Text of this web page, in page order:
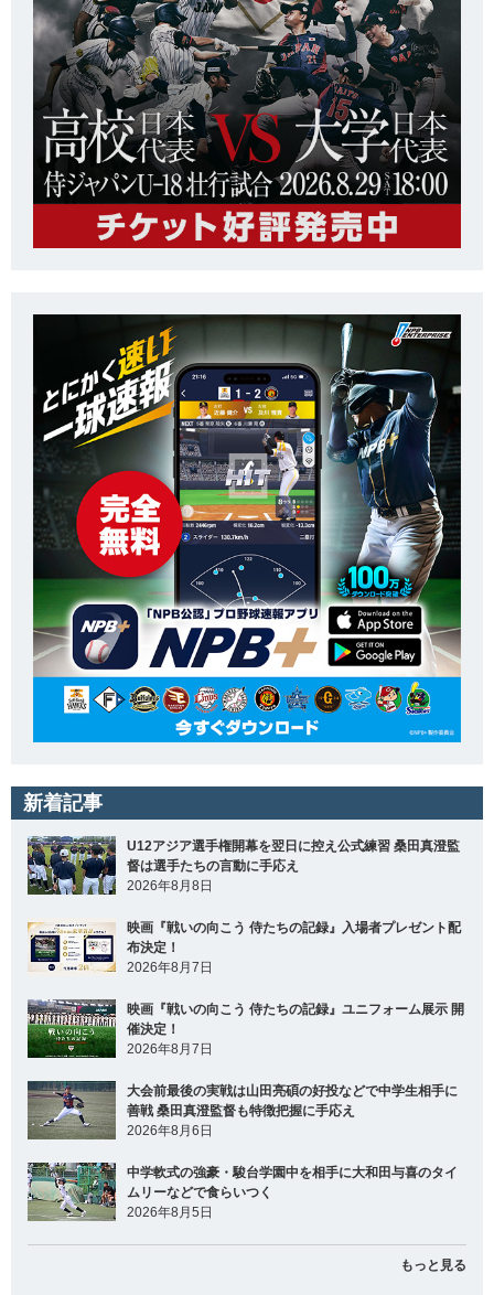
新着記事
U12アジア選手権開幕を翌日に控え公式練習 桑田真澄監
督は選手たちの言動に手応え
2026年8月8日
映画『戦いの向こう 侍たちの記録』入場者プレゼント配
布決定！
2026年8月7日
映画『戦いの向こう 侍たちの記録』ユニフォーム展示 開
催決定！
2026年8月7日
大会前最後の実戦は山田亮碩の好投などで中学生相手に
善戦 桑田真澄監督も特徴把握に手応え
2026年8月6日
中学軟式の強豪・駿台学園中を相手に大和田与喜のタイ
ムリーなどで食らいつく
2026年8月5日
もっと見る